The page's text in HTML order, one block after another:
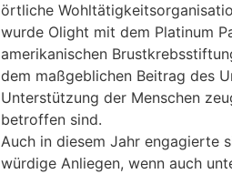
örtliche
wurde Olight mit dem Platinum
amerikanischen
dem maßgeblichen Beitrag des
Unterstützung der Menschen
betroffen sind.
Auch in diesem Jahr engagierte
würdige Anliegen, wenn auch